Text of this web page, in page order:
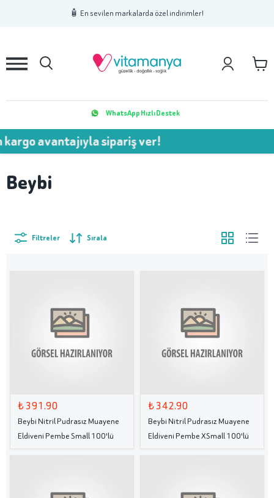
🧴 En sevilen markalarda özel indirimler!
2 3
WhatsApp Hızlı Destek
sipariş ver!
Beybi
Filtreler Sırala
₺ 391.90
Beybi Nitril Pudrasız Muayene
Eldiveni Pembe Small 100'lü
₺ 342.90
Beybi Nitril Pudrasız Muayene
Eldiveni Pembe XSmall 100'lü